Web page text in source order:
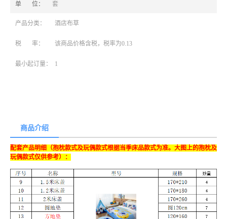
单 位： 套
产品分类： 酒店布草
税 率： 该商品价格含税，税率为0.13
最小起订量： 1
商品介绍
配套产品明细（抱枕款式及玩偶款式根据当季床品款式为准。大图上的抱枕及
玩偶款式仅供参考）：